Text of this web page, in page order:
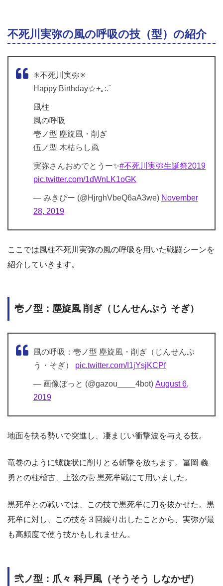
不死川実弥の風の呼吸の技（型）の紹介
✳︎不死川実弥✳︎
Happy Birthday☆+｡:.ﾟ
風柱
風の呼吸
壱ノ型 塵旋風・削ぎ
伍ノ型 木枯らし颪
実弥さんおめでとうー✨#不死川実弥生誕祭2019
pic.twitter.com/1dWnLK1oGK
— みきぴー (@HjrghVbeQ6aA3we) November
28, 2019
ここでは風柱不死川実弥の風の呼吸を用いた戦闘シーンを
紹介していきます。
壱ノ型：塵旋風 削ぎ（じんせんぷう そぎ）
風の呼吸：壱ノ型 塵旋風・削ぎ（じんせんぷ
う・そぎ） pic.twitter.com/I1jYsjKCPf
— 画像ぼっと (@gazou____4bot) August 6,
2019
地面を抉る勢いで突進し、凄まじい衝撃波を与える技。
竜巻のように螺旋状に削りとる斬撃を放ちます。冨岡 義
勇との柱稽古、上弦の壱 黒死牟戦にて用いました。
黒死牟との戦いでは、この技で黒死牟に刀を抜かせた。黒
死牟に対し、この技を３回繰り出したことから、実弥が最
も高頻度で使う技かもしれません。
弐ノ型：爪々 科戸風（そうそう しなかぜ）